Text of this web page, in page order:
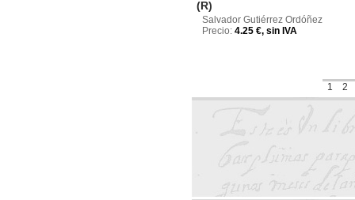
(R)
Salvador Gutiérrez Ordóñez
Precio: 4.25 €, sin IVA
1 2